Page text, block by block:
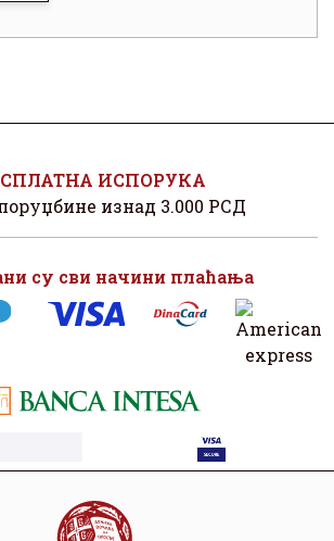
ИСПОРУКА
изнад 3.000 РСД
су сви начини плаћања